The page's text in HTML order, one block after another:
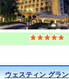
ウェスティン グラ